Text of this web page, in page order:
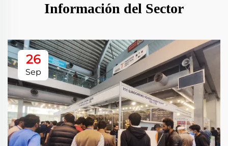
Información del Sector
26
Sep